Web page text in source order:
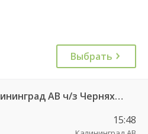
Выбрать
680Э Гусев КДП — Калининград АВ ч/з Черняховск АС
15:48